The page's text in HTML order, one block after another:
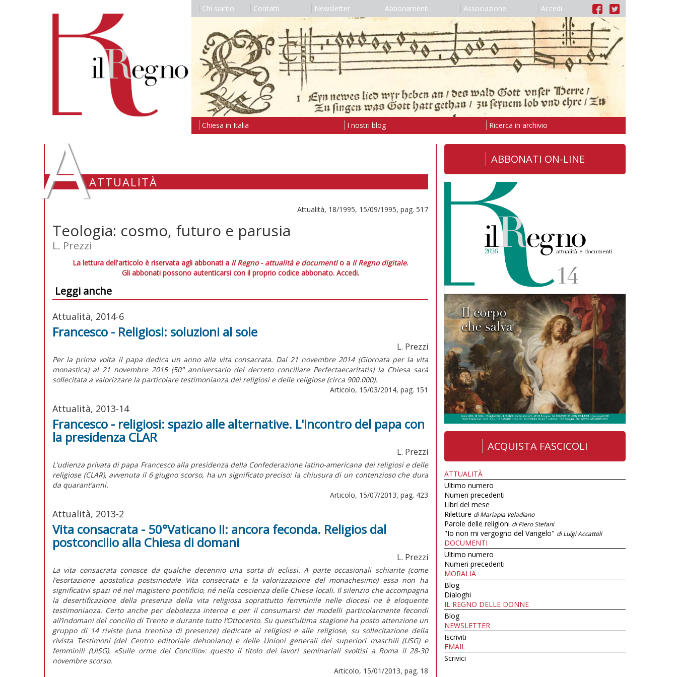
Chi siamo Contatti Newsletter Abbonamenti Associazione Accedi
Chiesa in Italia I nostri blog Ricerca in archivio
AATTUALITÀ
Attualità, 18/1995, 15/09/1995, pag. 517
Teologia: cosmo, futuro e parusia
L. Prezzi
La lettura dell'articolo è riservata agli abbonati a Il Regno - attualità e documentio a Il Regno digitale.
Gli abbonati possono autenticarsi con il proprio codice abbonato. Accedi.
Leggi anche
Attualità, 2014-6
Francesco - Religiosi: soluzioni al sole
L. Prezzi
Per la prima volta il papa dedica un anno alla vita consacrata. Dal 21 novembre 2014 (Giornata per la vita
monastica) al 21 novembre 2015 (50° anniversario del decreto conciliare Perfectaecaritatis) la Chiesa sarà
sollecitata a valorizzare la particolare testimonianza dei religiosi e delle religiose (circa 900.000).
Articolo, 15/03/2014, pag. 151
Attualità, 2013-14
Francesco - religiosi: spazio alle alternative. L'incontro del papa con
la presidenza CLAR
L. Prezzi
L'udienza privata di papa Francesco alla presidenza della Confederazione latino-americana dei religiosi e delle
religiose (CLAR), avvenuta il 6 giugno scorso, ha un significato preciso: la chiusura di un contenzioso che dura
da quarant’anni.
Articolo, 15/07/2013, pag. 423
Attualità, 2013-2
Vita consacrata - 50°Vaticano II: ancora feconda. Religios dal
postconcilio alla Chiesa di domani
L. Prezzi
La vita consacrata conosce da qualche decennio una sorta di eclissi. A parte occasionali schiarite (come
l’esortazione apostolica postsinodale Vita consecrata e la valorizzazione del monachesimo) essa non ha
significativi spazi né nel magistero pontificio, né nella coscienza delle Chiese locali. Il silenzio che accompagna
la desertificazione della presenza della vita religiosa soprattutto femminile nelle diocesi ne è eloquente
testimonianza. Certo anche per debolezza interna e per il consumarsi dei modelli particolarmente fecondi
all’indomani del concilio di Trento e durante tutto l’Ottocento. Su quest’ultima stagione ha posto attenzione un
gruppo di 14 riviste (una trentina di presenze) dedicate ai religiosi e alle religiose, su sollecitazione della
rivista Testimoni (del Centro editoriale dehoniano) e delle Unioni generali dei superiori maschili (USG) e
femminili (UISG). «Sulle orme del Concilio»: questo il titolo dei lavori seminariali svoltisi a Roma il 28-30
novembre scorso.
Articolo, 15/01/2013, pag. 18
ABBONATI ON-LINE
ACQUISTA FASCICOLI
ATTUALITÀ
Ultimo numero
Numeri precedenti
Libri del mese
Riletture di Mariapia Veladiano
Parole delle religioni di Piero Stefani
"Io non mi vergogno del Vangelo" di Luigi Accattoli
DOCUMENTI
Ultimo numero
Numeri precedenti
MORALIA
Blog
Dialoghi
IL REGNO DELLE DONNE
Blog
NEWSLETTER
Iscriviti
EMAIL
Scrivici